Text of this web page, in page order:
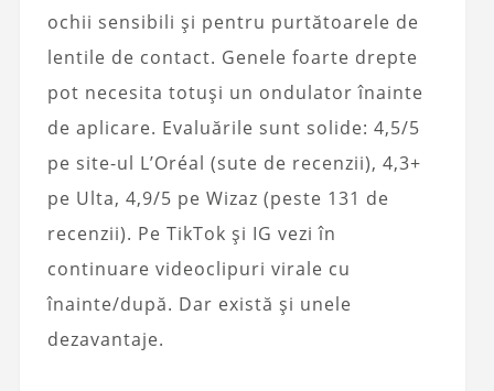
ochii sensibili și pentru purtătoarele de
lentile de contact. Genele foarte drepte
pot necesita totuși un ondulator înainte
de aplicare. Evaluările sunt solide: 4,5/5
pe site-ul L’Oréal (sute de recenzii), 4,3+
pe Ulta, 4,9/5 pe Wizaz (peste 131 de
recenzii). Pe TikTok și IG vezi în
continuare videoclipuri virale cu
înainte/după. Dar există și unele
dezavantaje.